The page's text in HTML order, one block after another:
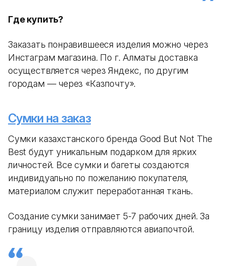
Где купить?
Заказать понравившееся изделия можно через
Инстаграм магазина. По г. Алматы доставка
осуществляется через Яндекс, по другим
городам — через «Казпочту».
Сумки на заказ
Сумки казахстанского бренда Good But Not The
Best будут уникальным подарком для ярких
личностей. Все сумки и багеты создаются
индивидуально по пожеланию покупателя,
материалом служит переработанная ткань.
Создание сумки занимает 5-7 рабочих дней. За
границу изделия отправляются авиапочтой.